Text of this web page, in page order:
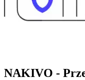
NAKIVO -